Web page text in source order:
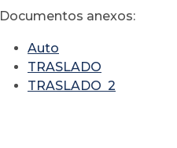
Documentos anexos:
Auto
TRASLADO
TRASLADO 2